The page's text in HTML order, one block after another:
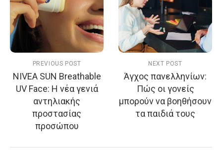
PREVIOUS POST
NIVEA SUN Breathable
UV Face: Η νέα γενιά
αντηλιακής
προστασίας
προσώπου
NEXT POST
Άγχος πανελληνίων:
Πώς οι γονείς
μπορούν να βοηθήσουν
τα παιδιά τους